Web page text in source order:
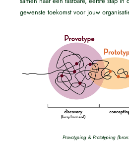
gewenste toekomst voor jouw
Provotyping & Prototyping